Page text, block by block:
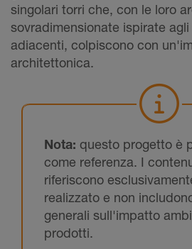
singolari torri che, con le loro
sovradimensionate ispirate
adiacenti, colpiscono con
architettonica.
Nota: questo progetto è
come referenza. I
riferiscono
realizzato e non
generali sull'impatto
prodotti.